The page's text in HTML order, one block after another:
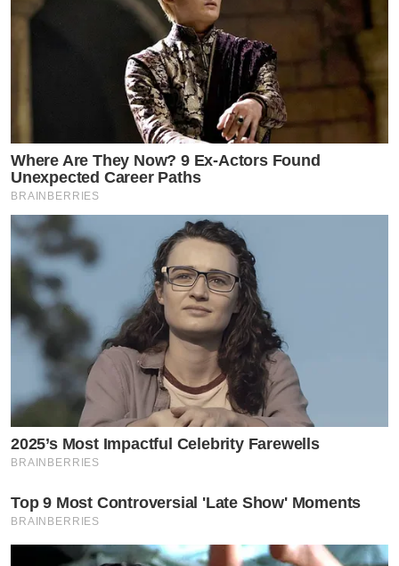
Where Are They Now? 9 Ex-Actors Found
Unexpected Career Paths
BRAINBERRIES
2025’s Most Impactful Celebrity Farewells
BRAINBERRIES
Top 9 Most Controversial 'Late Show' Moments
BRAINBERRIES